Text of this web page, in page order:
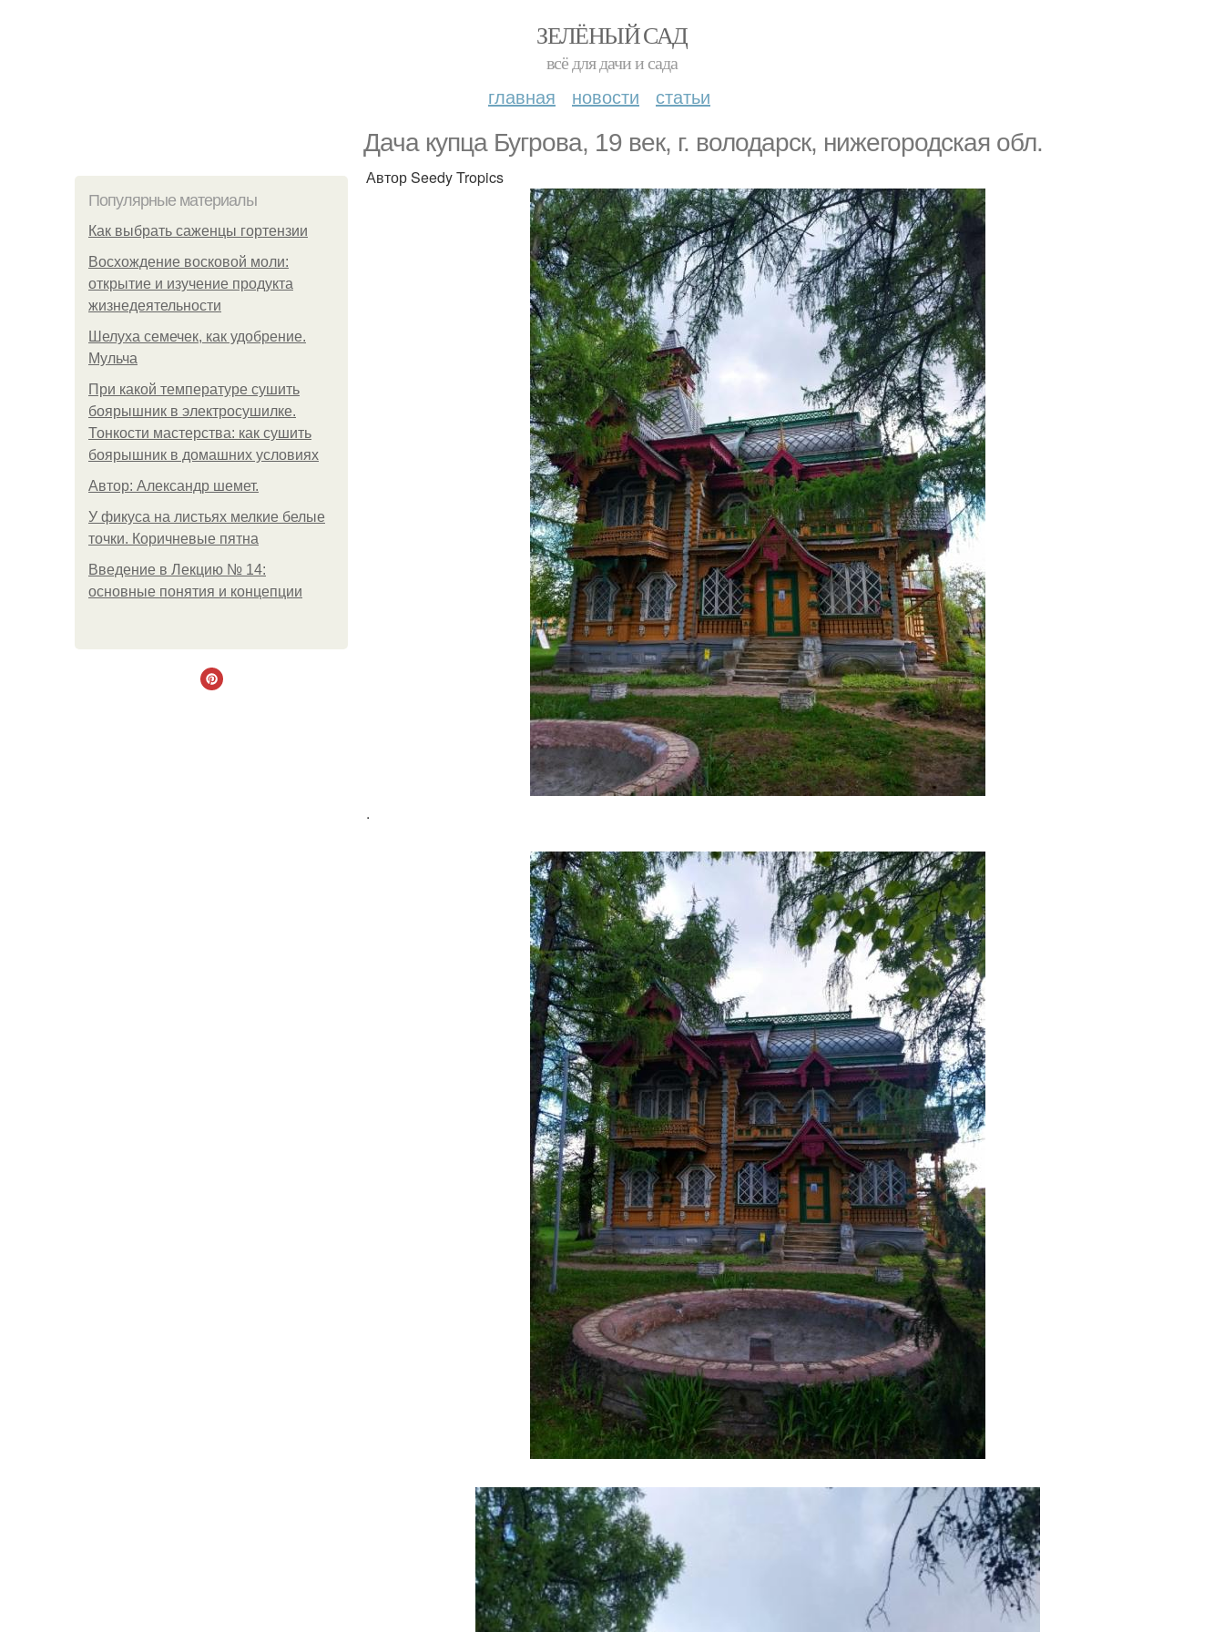
ЗЕЛЁНЫЙ САД
всё для дачи и сада
главная новости статьи
Дача купца Бугрова, 19 век, г. володарск, нижегородская обл.
Популярные материалы
Как выбрать саженцы гортензии
Восхождение восковой моли:
открытие и изучение продукта
жизнедеятельности
Шелуха семечек, как удобрение.
Мульча
При какой температуре сушить
боярышник в электросушилке.
Тонкости мастерства: как сушить
боярышник в домашних условиях
Автор: Александр шемет.
У фикуса на листьях мелкие белые
точки. Коричневые пятна
Введение в Лекцию № 14:
основные понятия и концепции
Автор Seedy Tropics
.